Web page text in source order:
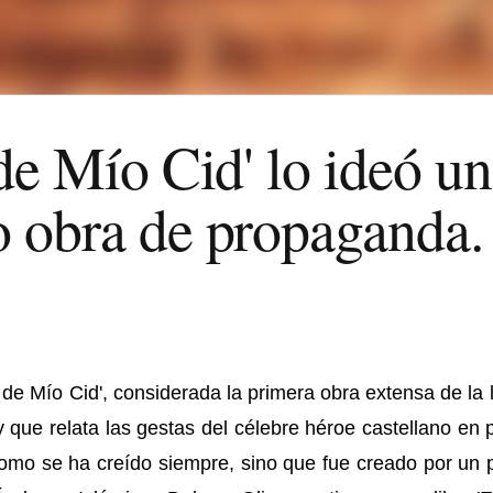
Mío Cid' lo ideó
obra de propaganda.
Mío Cid', considerada la primera obra extensa de
que relata las gestas del célebre héroe castellano en
se ha creído siempre, sino que fue creado por un